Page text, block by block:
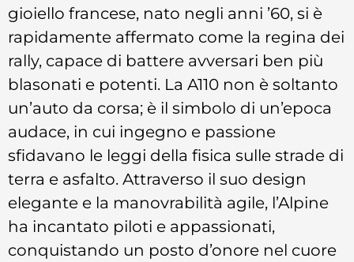
gioiello francese, nato negli anni ’60, si è
rapidamente affermato come la regina dei
rally, capace di battere avversari ben più
blasonati e potenti. La A110 non è soltanto
un’auto da corsa; è il simbolo di un’epoca
audace, in cui ingegno e passione
sfidavano le leggi della fisica sulle strade di
terra e asfalto. Attraverso il suo design
elegante e la manovrabilità agile, l’Alpine
ha incantato piloti e appassionati,
conquistando un posto d’onore nel cuore